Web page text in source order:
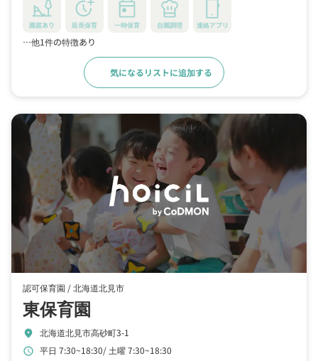
園庭あり 延長保育 一時保育 自園調理 連絡アプリ
…他1件の特徴あり
気になるリストに追加する
認可保育園 /北海道北見市
東保育園
location_on 北海道北見市高砂町3-1
schedule 平日 7:30~18:30 土曜 7:30~18:30